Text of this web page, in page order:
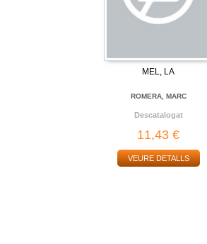
MEL, LA
ROMERA, MARC
Descatalogat
11,43 €
VEURE DETALLS